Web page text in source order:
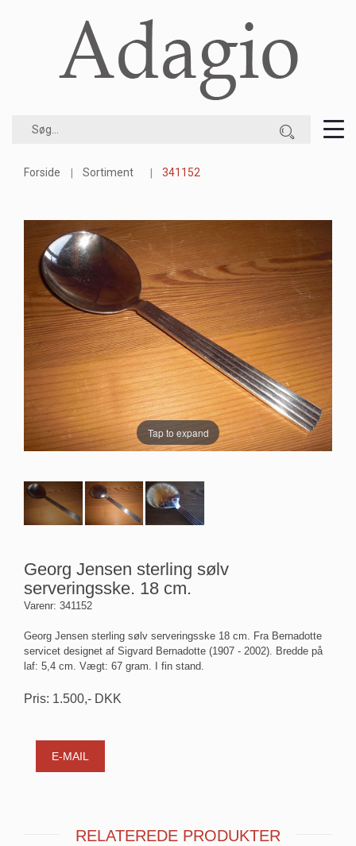
Forside Sortiment 341152
Tap to expand
Georg Jensen sterling sølv
serveringsske. 18 cm.
Varenr: 341152
Georg Jensen sterling sølv serveringsske 18 cm. Fra Bernadotte
servicet designet af Sigvard Bernadotte (1907 - 2002). Bredde på
laf: 5,4 cm. Vægt: 67 gram. I fin stand.
Pris: 1.500,- DKK
E-MAIL
RELATEREDE PRODUKTER